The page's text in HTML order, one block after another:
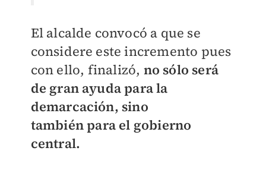
El alcalde convocó a que se
considere este incremento pues
con ello, finalizó, no sólo será
de gran ayuda para la
demarcación, sino
tambiénpara el gobierno
central.